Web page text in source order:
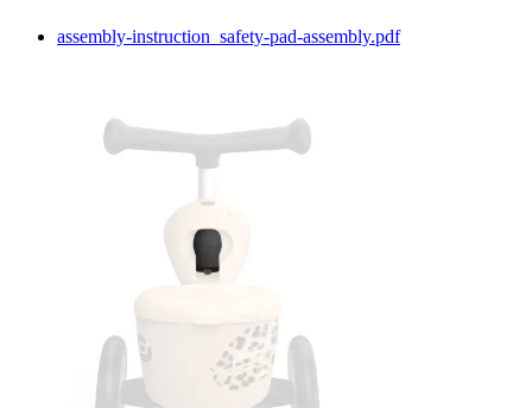
assembly-instruction_safety-pad-assembly.pdf